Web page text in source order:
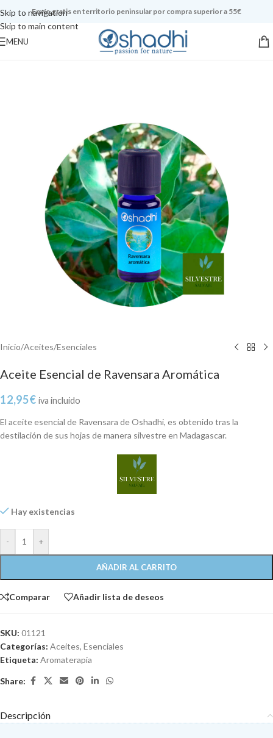
Skip to navigation
Skip to main content
Envío gratis en territorio peninsular por compra superior a 55€
MENU
Inicio/Aceites/Esenciales
Aceite Esencial de Ravensara Aromática
12,95€ iva incluido
El aceite esencial de Ravensara de Oshadhi, es obtenido tras la
destilación de sus hojas de manera silvestre en Madagascar.
Hay existencias
- +
AÑADIR AL CARRITO
Comparar Añadir lista de deseos
SKU: 01121
Categorías: Aceites, Esenciales
Etiqueta: Aromaterapia
Share:
Descripción